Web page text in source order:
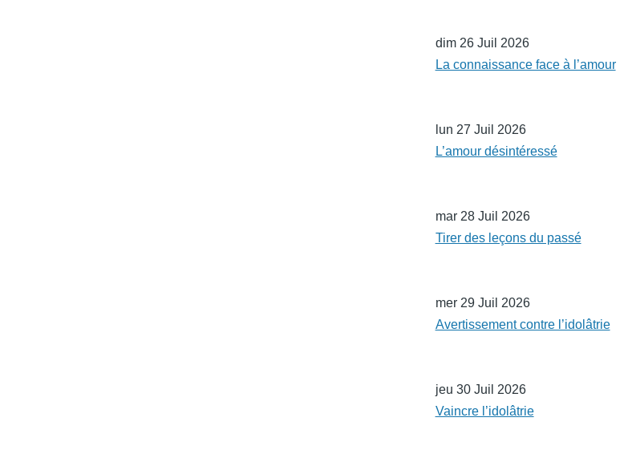
dim 26 Juil 2026
La connaissance face à l’amour
lun 27 Juil 2026
L’amour désintéressé
mar 28 Juil 2026
Tirer des leçons du passé
mer 29 Juil 2026
Avertissement contre l’idolâtrie
jeu 30 Juil 2026
Vaincre l’idolâtrie